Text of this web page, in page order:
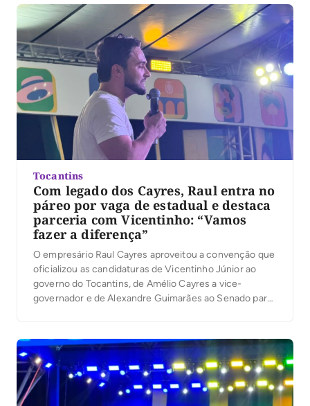
ao Senado, ambos do MDB. Em comum, os discursos
falaram em mudança […]
Tocantins
Com legado dos Cayres, Raul entra no
páreo por vaga de estadual e destaca
parceria com Vicentinho: “Vamos
fazer a diferença”
O empresário Raul Cayres aproveitou a convenção que
oficializou as candidaturas de Vicentinho Júnior ao
governo do Tocantins, de Amélio Cayres a vice-
governador e de Alexandre Guimarães ao Senado para
Legislativa e afirmou que pretende atuar em áreas
como saúde, segurança pública […]